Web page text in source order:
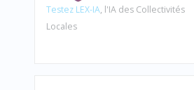
Testez LEX-IA, l'IA des Collectivités
Locales